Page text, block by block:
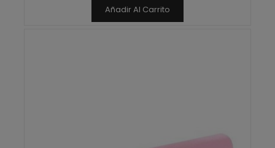
Añadir Al Carrito